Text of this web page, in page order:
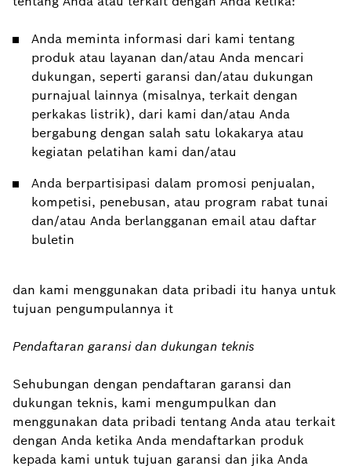
Anda meminta informasi dari kami tentang
produk atau layanan dan/atau Anda mencari
dukungan, seperti garansi dan/atau dukungan
purnajual lainnya (misalnya, terkait dengan
perkakas listrik), dari kami dan/atau Anda
bergabung dengan salah satu lokakarya atau
kegiatan pelatihan kami dan/atau
Anda berpartisipasi dalam promosi penjualan,
kompetisi, penebusan, atau program rabat tunai
dan/atau Anda berlangganan email atau daftar
buletin
dan kami menggunakan data pribadi itu hanya untuk
tujuan pengumpulannya it
Pendaftaran garansi dan dukungan teknis
Sehubungan dengan pendaftaran garansi dan
dukungan teknis, kami mengumpulkan dan
menggunakan data pribadi tentang Anda atau terkait
dengan Anda ketika Anda mendaftarkan produk
kepada kami untuk tujuan garansi dan jika Anda